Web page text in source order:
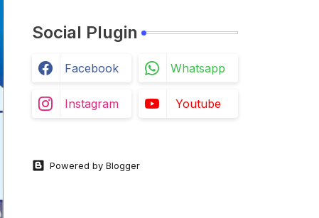
Social Plugin
Facebook Whatsapp
Instagram Youtube
Powered by Blogger